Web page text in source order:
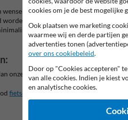
design
onze fietsnietjes met betonvoeten–
fietsenrekken – geschikt voor grotere
cookies om je de best mogelijke
Ook plaatsen we marketing
waarmee wij en derde partijen
advertenties tonen
over ons cookiebeleid.
Door op "Cookies accepteren"
van alle cookies. Indien je kiest
en analytische cookies.